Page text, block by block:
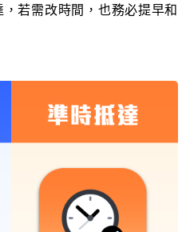
若需改時間，也務必提早和